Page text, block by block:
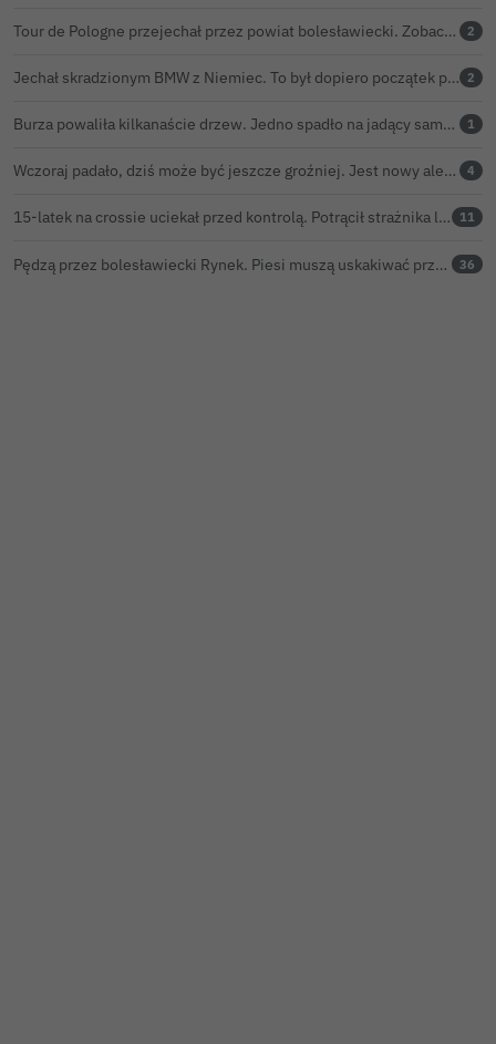
Tour de Pologne przejechał przez powiat bolesławiecki. Zobacz wideo z Zebrzydowej 2
Jechał skradzionym BMW z Niemiec. To był dopiero początek problemów 33-latka 2
Burza powaliła kilkanaście drzew. Jedno spadło na jadący samochód 1
Wczoraj padało, dziś może być jeszcze groźniej. Jest nowy alert IMGW 4
15-latek na crossie uciekał przed kontrolą. Potrącił strażnika leśnego, rozbił się o samochód 11
Pędzą przez bolesławiecki Rynek. Piesi muszą uskakiwać przed hulajnogami i rowerami elektrycznymi 36